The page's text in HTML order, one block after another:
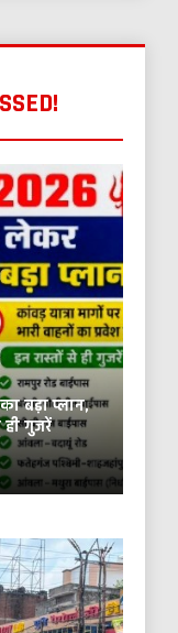
बड़ा प्लान,
गुजरें